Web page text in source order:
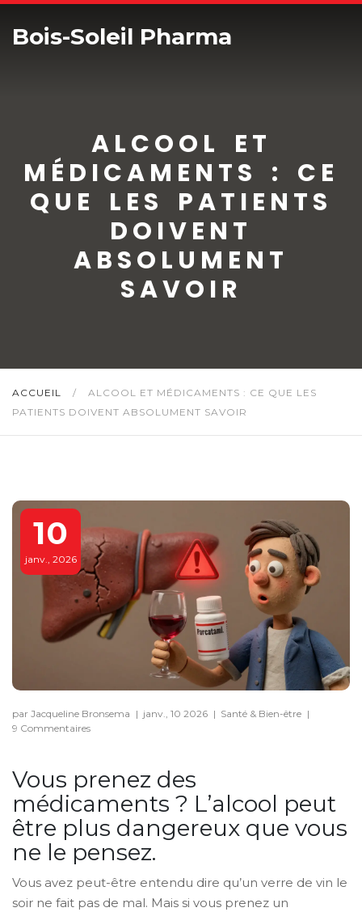
Bois-Soleil Pharma
ALCOOL ET
MÉDICAMENTS : CE
QUE LES PATIENTS
DOIVENT
ABSOLUMENT
SAVOIR
ACCUEIL /
ALCOOL ET MÉDICAMENTS : CE QUE LES
PATIENTS DOIVENT ABSOLUMENT SAVOIR
10
janv., 2026
par Jacqueline Bronsema | janv., 10 2026 | Santé & Bien-être |
9 Commentaires
Vous prenez des
médicaments ? L’alcool peut
être plus dangereux que vous
ne le pensez.
Vous avez peut-être entendu dire qu’un verre de vin le
soir ne fait pas de mal. Mais si vous prenez un